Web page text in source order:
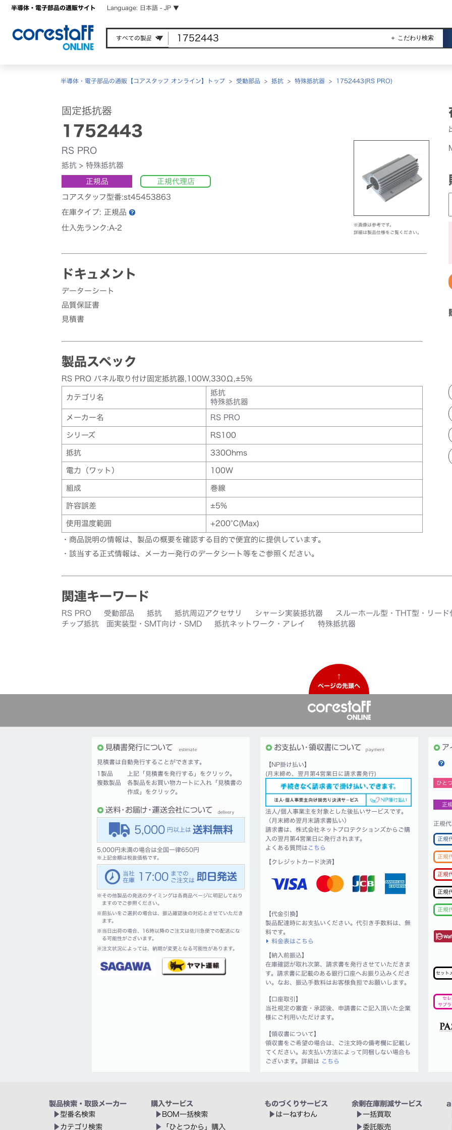
半導体・電子部品の通販サイト Language: 日本語 - JP ▼
＋ こだわり検索
半導体・電子部品の通販【コアスタッフ オンライン】トップ > 受動部品 > 抵抗 > 特殊抵抗器 > 1752443(RS PRO)
固定抵抗器
1752443
RS PRO
抵抗 > 特殊抵抗器
正規品 正規代理店
コアスタッフ型番:st45453863
在庫タイプ: 正規品
仕入先ランク:A-2
※画像は参考です。
詳細は製品仕様をご覧ください。
ドキュメント
データーシート
品質保証書
見積書
製品スペック
RS PRO パネル取り付け固定抵抗器,100W,330Ω,±5%
カテゴリ名
抵抗
特殊抵抗器
メーカー名 RS PRO
シリーズ RS100
抵抗 330Ohms
電力（ワット） 100W
組成 巻線
許容誤差 ±5%
使用温度範囲 +200°C(Max)
・商品説明の情報は、製品の概要を確認する目的で便宜的に提供しています。
・該当する正式情報は、メーカー発行のデータシート等をご参照ください。
関連キーワード
RS PRO 受動部品 抵抗 抵抗周辺アクセサリ シャーシ実装抵抗器
スルーホール型・THT型・リード
チップ抵抗 面実装型・SMT向け・SMD
抵抗ネットワーク・アレイ 特殊抵抗器
↑
ページの先頭へ
見積書は自動発行することができます。
1製品
上記「見積書を発行する」をクリック。
複数製品
各製品をお買い物カートに入れ「見積書の
作成」をクリック。
5,000
5,000円未満の場合は全国一律650円
※ 上記金額は税抜価格です。
17:00
※その他製品の発送のタイミングは各商品ページに明記しており
ますのでご参照ください。
※前払いをご選択の場合は、振込確認後の対応とさせていただき
ます。
※ 当日出荷の場合、16時以降のご注文は佐川急便での配送にな
る可能性がございます。
※注文状況によっては、納期が変更となる可能性があります。
【NP掛け払い】
(月末締め、翌月第4営業日に請求書発行)
法人/個人事業主を対象とした後払いサービスです。
（月末締め翌月末請求書払い）
請求書は、株式会社ネットプロテクションズからご購
入の翌月第4営業日に発行されます。
よくある質問は こちら
【クレジットカード決済】
【代金引換】
製品配達時にお支払いください。代引き手数料は、無
料です。
料金表はこちら
【納入前振込】
在庫確認が取れ次第、請求書を発行させていただきま
す。請求書に記載のある銀行口座へお振り込みくださ
い。なお、振込手数料はお客様負担でお願いします。
【口座取引】
当社規定の審査・承認後、申請書にご記入頂いた企業
様にご利用いただけます。
【領収書について】
領収書をご希望の場合は、ご注文時の備考欄に記載し
てください。お支払い方法によって同梱しない場合も
ございます。詳細は こちら
ひと
正
正規
正規
正規
正規
正規
正規
セット
セ
サプ
製品検索・取扱メーカー
型番名検索
カテゴリ検索
購入サービス
BOM一括検索
「ひとつから」購入
ものづくりサービス
はーねすわん
余剰在庫削減サービス
一括買取
委託販売